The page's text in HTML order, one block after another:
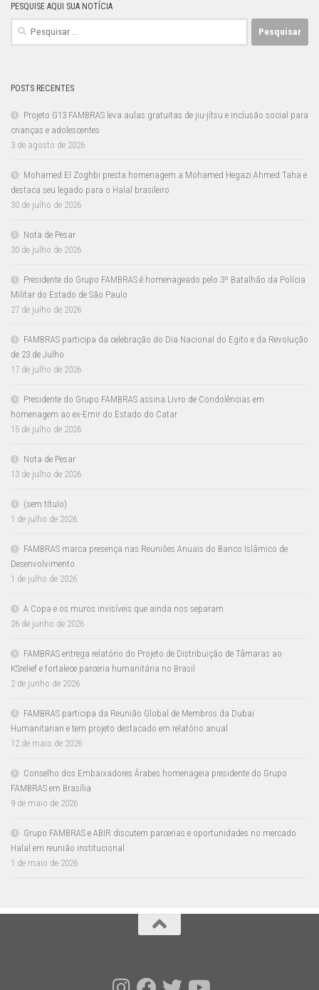
PESQUISE AQUI SUA NOTÍCIA
Pesquisar
POSTS RECENTES
Projeto G13 FAMBRAS leva aulas gratuitas de jiu-jítsu e inclusão social para
crianças e adolescentes
3 de agosto de 2026
Mohamed El Zoghbi presta homenagem a Mohamed Hegazi Ahmed Taha e
destaca seu legado para o Halal brasileiro
30 de julho de 2026
Nota de Pesar
30 de julho de 2026
Presidente do Grupo FAMBRAS é homenageado pelo 3º Batalhão da Polícia
Militar do Estado de São Paulo
27 de julho de 2026
FAMBRAS participa da celebração do Dia Nacional do Egito e da Revolução
de 23 de Julho
17 de julho de 2026
Presidente do Grupo FAMBRAS assina Livro de Condolências em
homenagem ao ex-Emir do Estado do Catar
15 de julho de 2026
Nota de Pesar
13 de julho de 2026
(sem título)
1 de julho de 2026
FAMBRAS marca presença nas Reuniões Anuais do Banco Islâmico de
Desenvolvimento
1 de julho de 2026
A Copa e os muros invisíveis que ainda nos separam
26 de junho de 2026
FAMBRAS entrega relatório do Projeto de Distribuição de Tâmaras ao
KSrelief e fortalece parceria humanitária no Brasil
2 de junho de 2026
FAMBRAS participa da Reunião Global de Membros da Dubai
Humanitarian e tem projeto destacado em relatório anual
12 de maio de 2026
Conselho dos Embaixadores Árabes homenageia presidente do Grupo
FAMBRAS em Brasília
9 de maio de 2026
Grupo FAMBRAS e ABIR discutem parcerias e oportunidades no mercado
Halal em reunião institucional
1 de maio de 2026